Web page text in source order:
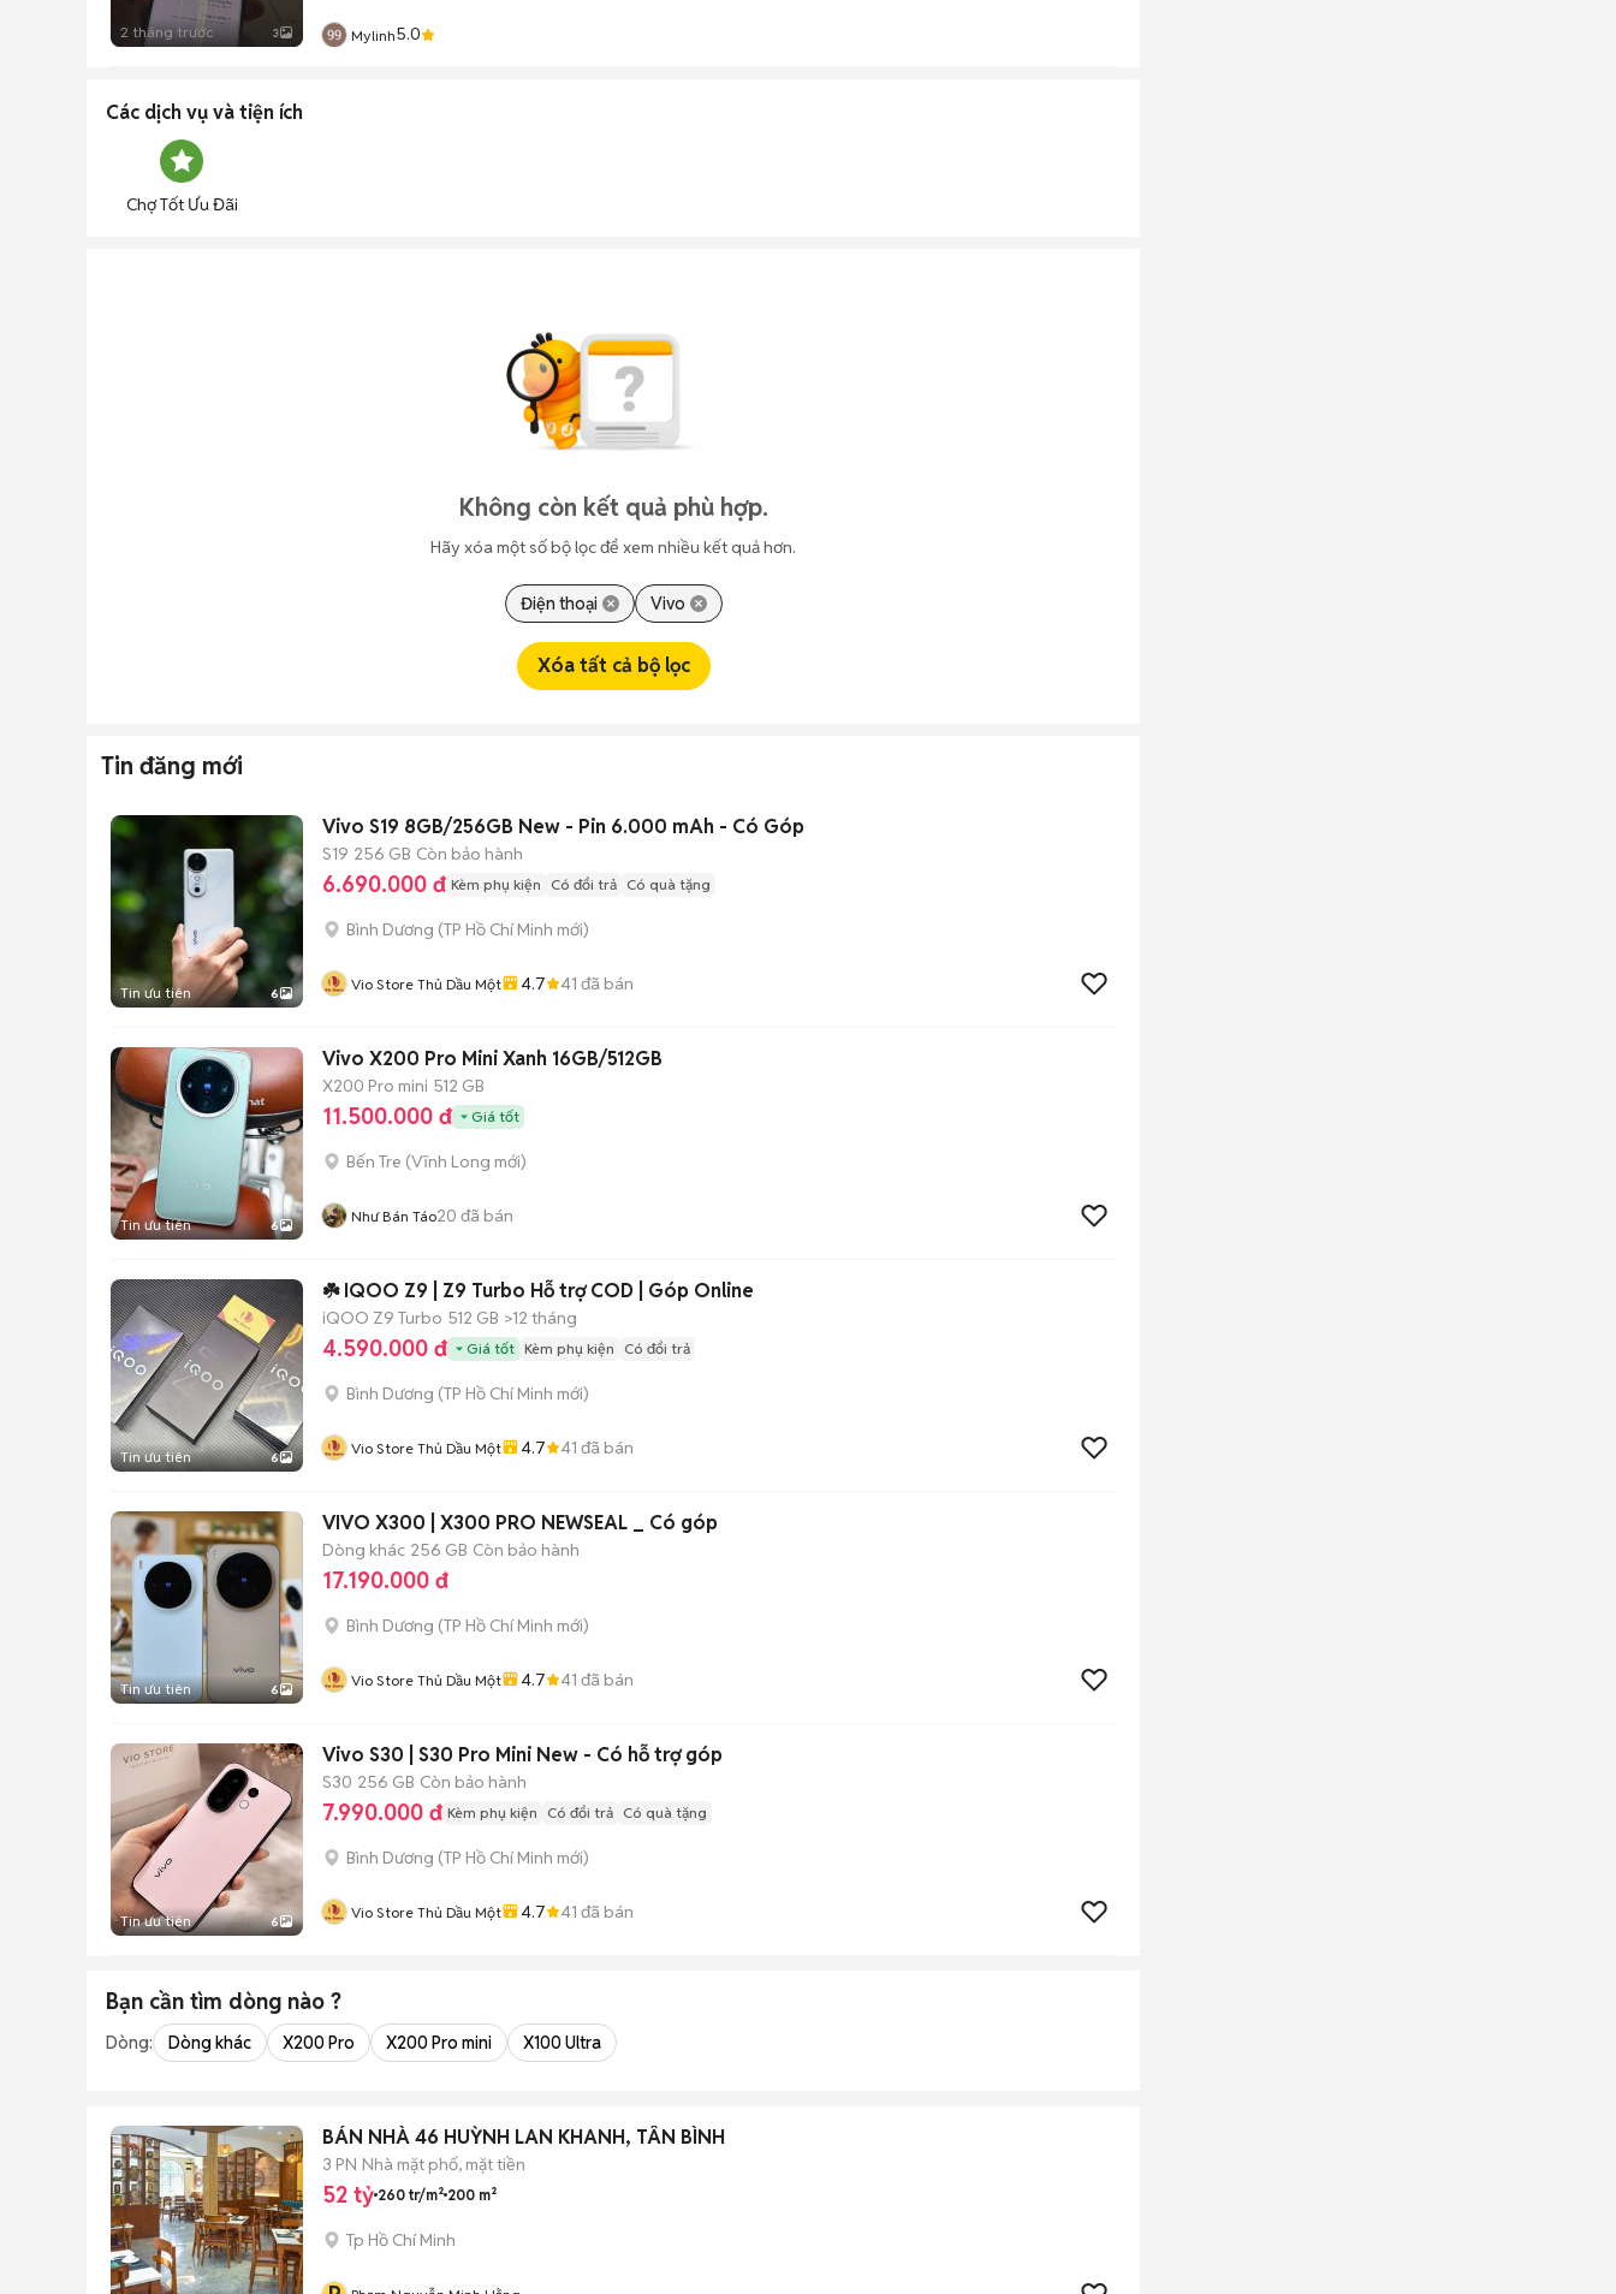
2 tháng trước 3 Mylinh5.0
Các dịch vụ và tiện ích
Chợ Tốt Ưu Đãi
Không còn kết quả phù hợp.
Hãy xóa một số bộ lọc để xem nhiều kết quả hơn.
Điện thoại Vivo
Xóa tất cả bộ lọc
Tin đăng mới
Tin ưu tiên 6
Vivo S19 8GB/256GB New - Pin 6.000 mAh - Có Góp
S19 256 GB Còn bảo hành
6.690.000 đ Kèm phụ kiện Có đổi trả Có quà tặng
Bình Dương (TP Hồ Chí Minh mới)
Vio Store Thủ Dầu Một 4.7 41 đã bán
Tin ưu tiên 6
Vivo X200 Pro Mini Xanh 16GB/512GB
X200 Pro mini 512 GB
11.500.000 đ Giá tốt
Bến Tre (Vĩnh Long mới)
Như Bán Táo20 đã bán
Tin ưu tiên 6
☘️ IQOO Z9 | Z9 Turbo Hỗ trợ COD | Góp Online
iQOO Z9 Turbo 512 GB >12 tháng
4.590.000 đ Giá tốt Kèm phụ kiện Có đổi trả
Bình Dương (TP Hồ Chí Minh mới)
Vio Store Thủ Dầu Một 4.7 41 đã bán
Tin ưu tiên 6
VIVO X300 | X300 PRO NEWSEAL _ Có góp
Dòng khác 256 GB Còn bảo hành
17.190.000 đ
Bình Dương (TP Hồ Chí Minh mới)
Vio Store Thủ Dầu Một 4.7 41 đã bán
Tin ưu tiên 6
Vivo S30 | S30 Pro Mini New - Có hỗ trợ góp
S30 256 GB Còn bảo hành
7.990.000 đ Kèm phụ kiện Có đổi trả Có quà tặng
Bình Dương (TP Hồ Chí Minh mới)
Vio Store Thủ Dầu Một 4.7 41 đã bán
Bạn cần tìm dòng nào ?
Dòng: Dòng khác X200 Pro X200 Pro mini X100 Ultra
BÁN NHÀ 46 HUỲNH LAN KHANH, TÂN BÌNH
3 PN Nhà mặt phố, mặt tiền
52 tỷ 260 tr/m² 200 m²
Tp Hồ Chí Minh